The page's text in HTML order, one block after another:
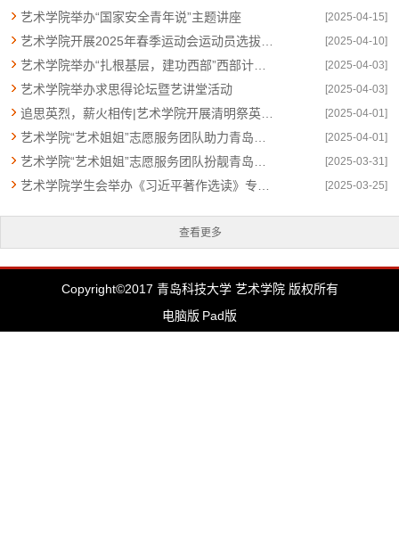
艺术学院举办“国家安全青年说”主题讲座 [2025-04-15]
[2025-04-10]
[2025-04-03]
艺术学院举办求思得论坛暨艺讲堂活动 [2025-04-03]
[2025-04-01]
[2025-04-01]
[2025-03-31]
[2025-03-25]
查看更多
Copyright©2017 青岛科技大学 艺术学院 版权所有
电脑版 Pad版